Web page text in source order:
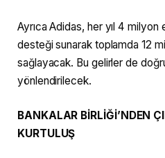
Ayrıca Adidas, her yıl 4 milyon
desteği sunarak toplamda 12
sağlayacak. Bu gelirler de
yönlendirilecek.
BANKALAR BİRLİĞİ’NDEN
KURTULUŞ